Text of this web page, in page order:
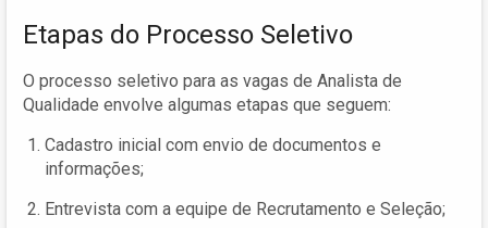
Etapas do Processo Seletivo
O processo seletivo para as vagas de Analista de
Qualidade envolve algumas etapas que seguem:
Cadastro inicial com envio de documentos e
informações;
Entrevista com a equipe de Recrutamento e Seleção;